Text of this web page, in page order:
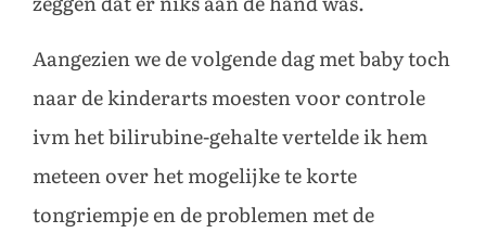
Aangezien we de volgende dag met baby toch
naar de kinderarts moesten voor controle
ivm het bilirubine-gehalte vertelde ik hem
meteen over het mogelijke te korte
tongriempje en de problemen met de